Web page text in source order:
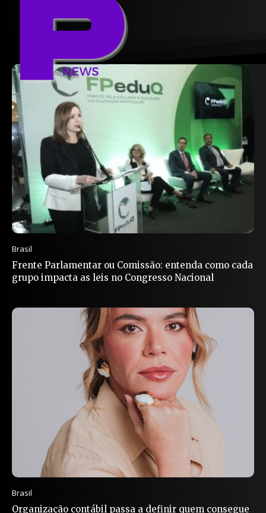
Brasil
Frente Parlamentar ou Comissão: entenda como cada
grupo impacta as leis no Congresso Nacional
Brasil
Organização contábil passa a definir quem consegue